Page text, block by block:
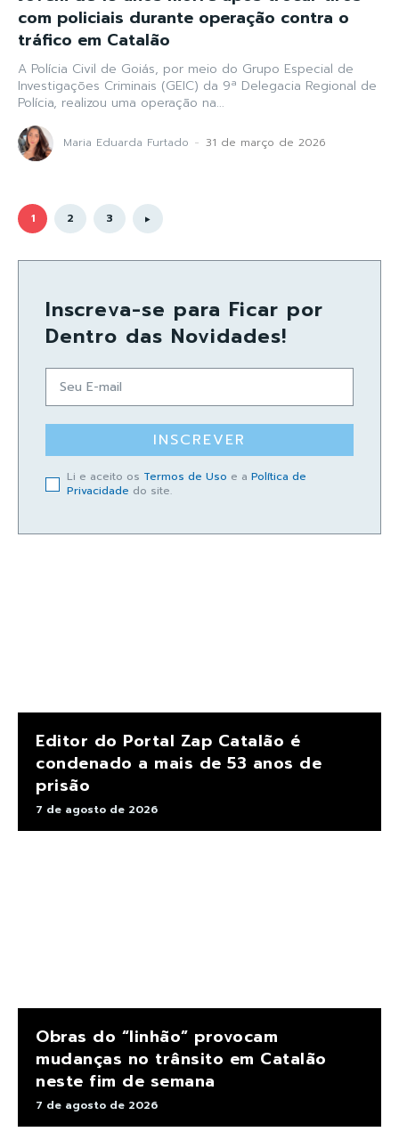
com policiais durante operação contra o
tráfico em Catalão
A Polícia Civil de Goiás, por meio do Grupo Especial de
Investigações Criminais (GEIC) da 9ª Delegacia Regional de
Polícia, realizou uma operação na...
Maria Eduarda Furtado - 31 de março de 2026
1 2 3
Inscreva-se para Ficar por
Dentro das Novidades!
INSCREVER
Li e aceito os Termos de Uso e a Política de
Privacidade do site.
Editor do Portal Zap Catalão é
condenado a mais de 53 anos de
prisão
7 de agosto de 2026
Obras do “linhão” provocam
mudanças no trânsito em Catalão
neste fim de semana
7 de agosto de 2026